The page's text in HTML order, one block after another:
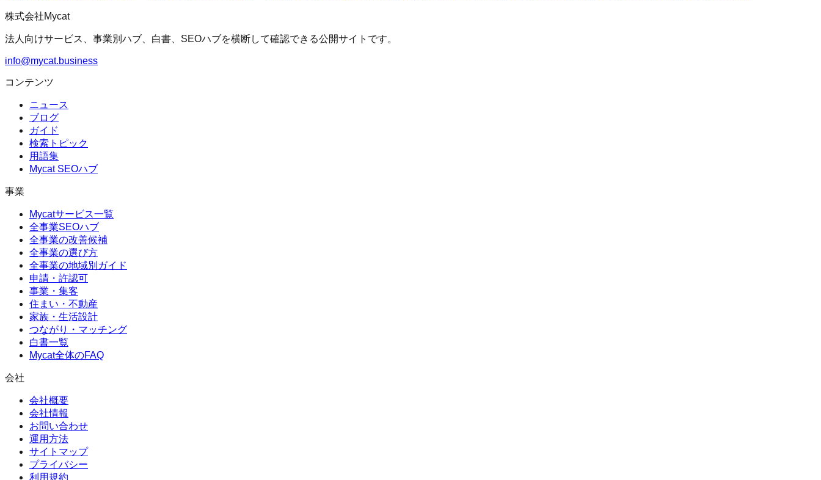
株式会社Mycat
法人向けサービス、事業別ハブ、白書、SEOハブを横断して確認できる公開サイトです。
info@mycat.business
コンテンツ
ニュース
ブログ
ガイド
検索トピック
用語集
Mycat SEOハブ
事業
Mycatサービス一覧
全事業SEOハブ
全事業の改善候補
全事業の選び方
全事業の地域別ガイド
申請・許認可
事業・集客
住まい・不動産
家族・生活設計
つながり・マッチング
白書一覧
Mycat全体のFAQ
会社
会社概要
会社情報
お問い合わせ
運用方法
サイトマップ
プライバシー
利用規約